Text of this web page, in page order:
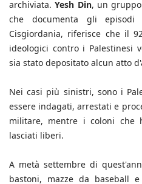
archiviata.Yesh Din, un
che documenta gli
Cisgiordania, riferisce che il
ideologici contro i Palestinesi
sia stato depositato alcun atto
Nei casi più sinistri, sono i
essere indagati, arrestati e
militare, mentre i coloni che
lasciati liberi.
A metà settembre di
bastoni, mazze da baseball